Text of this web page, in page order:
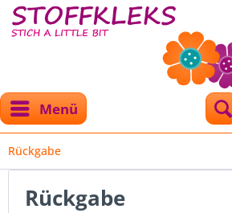
Menü
Rückgabe
Rückgabe